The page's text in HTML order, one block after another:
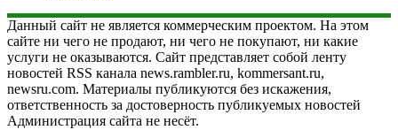
Данный сайт не является коммерческим проектом. На этом
сайте ни чего не продают, ни чего не покупают, ни какие
услуги не оказываются. Сайт представляет собой ленту
новостей RSS канала news.rambler.ru, kommersant.ru,
newsru.com. Материалы публикуются без искажения,
ответственность за достоверность публикуемых новостей
Администрация сайта не несёт.